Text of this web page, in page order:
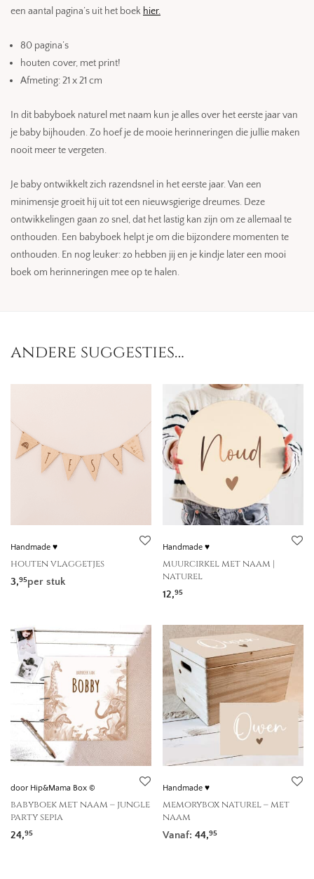
een aantal pagina’s uit het boek hier.
80 pagina’s
houten cover, met print!
Afmeting: 21 x 21 cm
In dit babyboek naturel met naam kun je alles over het eerste jaar van
je baby bijhouden. Zo hoef je de mooie herinneringen die jullie maken
nooit meer te vergeten.
Je baby ontwikkelt zich razendsnel in het eerste jaar. Van een
minimensje groeit hij uit tot een nieuwsgierige dreumes. Deze
ontwikkelingen gaan zo snel, dat het lastig kan zijn om ze allemaal te
onthouden. Een babyboek helpt je om die bijzondere momenten te
onthouden. En nog leuker: zo hebben jij en je kindje later een mooi
boek om herinneringen mee op te halen.
andere suggesties…
Handmade ♥
houten vlaggetjes
3,95per stuk
Handmade ♥
muurcirkel met naam |
naturel
12,95
door Hip&Mama Box ©
babyboek met naam – jungle
party sepia
24,95
Handmade ♥
memorybox naturel – met
naam
Vanaf: 44,95